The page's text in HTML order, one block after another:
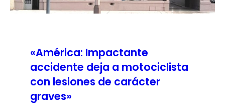
«América: Impactante
accidente deja a motociclista
con lesiones de carácter
graves»